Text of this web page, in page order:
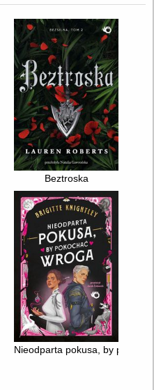
Beztroska
Nieodparta pokusa, by